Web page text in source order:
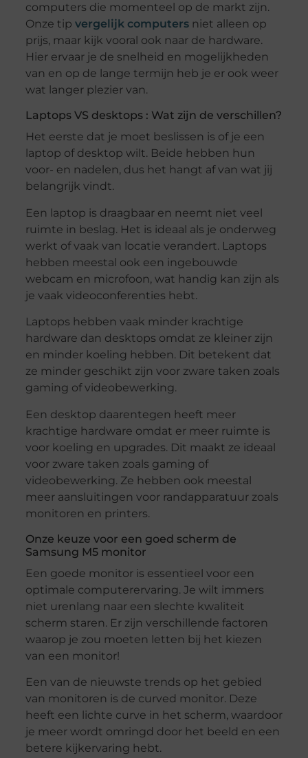
computers die momenteel op de markt zijn.
Onze tip vergelijk computersniet alleen op
prijs, maar kijk vooral ook naar de hardware.
Hier ervaar je de snelheid en mogelijkheden
van en op de lange termijn heb je er ook weer
wat langer plezier van.
Laptops VS desktops : Wat zijn de verschillen?
Het eerste dat je moet beslissen is of je een
laptop of desktop wilt. Beide hebben hun
voor- en nadelen, dus het hangt af van wat jij
belangrijk vindt.
Een laptop is draagbaar en neemt niet veel
ruimte in beslag. Het is ideaal als je onderweg
werkt of vaak van locatie verandert. Laptops
hebben meestal ook een ingebouwde
webcam en microfoon, wat handig kan zijn als
je vaak videoconferenties hebt.
Laptops hebben vaak minder krachtige
hardware dan desktops omdat ze kleiner zijn
en minder koeling hebben. Dit betekent dat
ze minder geschikt zijn voor zware taken zoals
gaming of videobewerking.
Een desktop daarentegen heeft meer
krachtige hardware omdat er meer ruimte is
voor koeling en upgrades. Dit maakt ze ideaal
voor zware taken zoals gaming of
videobewerking. Ze hebben ook meestal
meer aansluitingen voor randapparatuur zoals
monitoren en printers.
Onze keuze voor een goed scherm de
Samsung M5 monitor
Een goede monitor is essentieel voor een
optimale computerervaring. Je wilt immers
niet urenlang naar een slechte kwaliteit
scherm staren. Er zijn verschillende factoren
waarop je zou moeten letten bij het kiezen
van een monitor!
Een van de nieuwste trends op het gebied
van monitoren is de curved monitor. Deze
heeft een lichte curve in het scherm, waardoor
je meer wordt omringd door het beeld en een
betere kijkervaring hebt.